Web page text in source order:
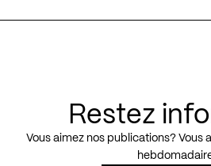
Restez
Vous aimez nos publications? Vous